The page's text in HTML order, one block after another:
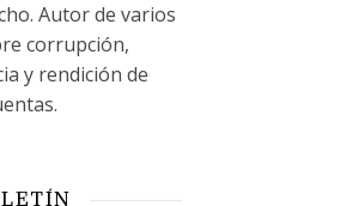
Autor de varios
corrupción,
y rendición de